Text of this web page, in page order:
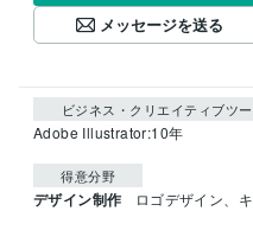
メッセージを送る
ビジネス・クリエイティブツ
Adobe Illustrator:10年
得意分野
デザイン制作 ロゴデザイン、